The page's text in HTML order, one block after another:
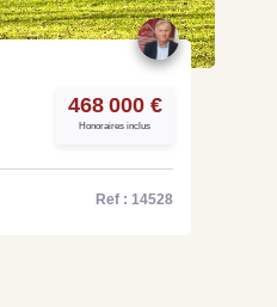
468 000 €
Honoraires inclus
Ref : 14528